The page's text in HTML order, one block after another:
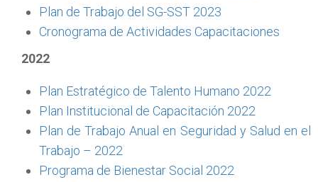
Plan de Trabajo del SG-SST 2023
Cronograma de Actividades Capacitaciones
2022
Plan Estratégico de Talento Humano 2022
Plan Institucional de Capacitación 2022
Plan de Trabajo Anual en Seguridad y Salud en el
Trabajo – 2022
Programa de Bienestar Social 2022